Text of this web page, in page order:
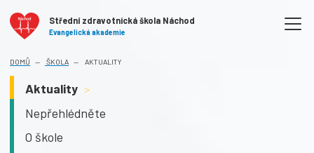
Střední zdravotnická škola Náchod
Evangelická akademie
DOMŮ ŠKOLA AKTUALITY
Aktuality >
Nepřehlédněte
O škole